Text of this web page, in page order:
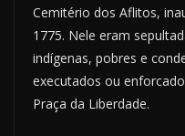
Cemitério dos Aflitos,
1775. Nele eram
indígenas, pobres e
executados ou
Praça da Liberdade.